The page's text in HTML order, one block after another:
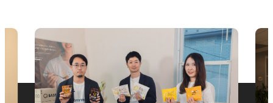
お問い合わせ